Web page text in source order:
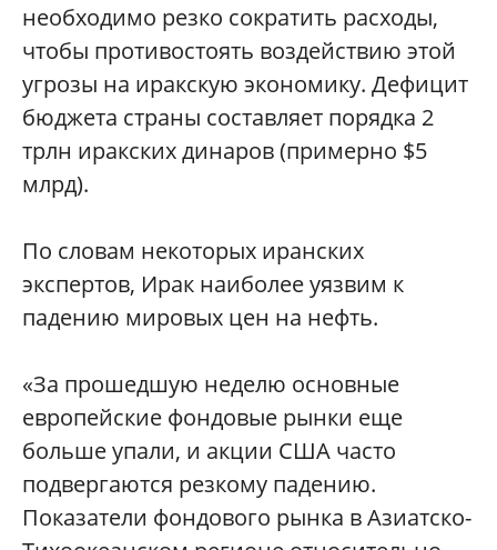
необходимо резко сократить расходы,
чтобы противостоять воздействию этой
угрозы на иракскую экономику. Дефицит
бюджета страны составляет порядка 2
трлн иракских динаров (примерно $5
млрд).
По словам некоторых иранских
экспертов, Ирак наиболее уязвим к
падению мировых цен на нефть.
«За прошедшую неделю основные
европейские фондовые рынки еще
больше упали, и акции США часто
подвергаются резкому падению.
Показатели фондового рынка в Азиатско-